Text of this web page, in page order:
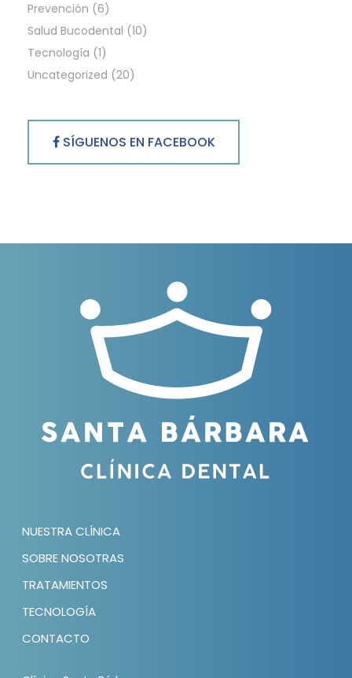
Prevención (6)
Salud Bucodental (10)
Tecnología (1)
Uncategorized (20)
SÍGUENOS EN FACEBOOK
NUESTRA CLÍNICA
SOBRE NOSOTRAS
TRATAMIENTOS
TECNOLOGÍA
CONTACTO